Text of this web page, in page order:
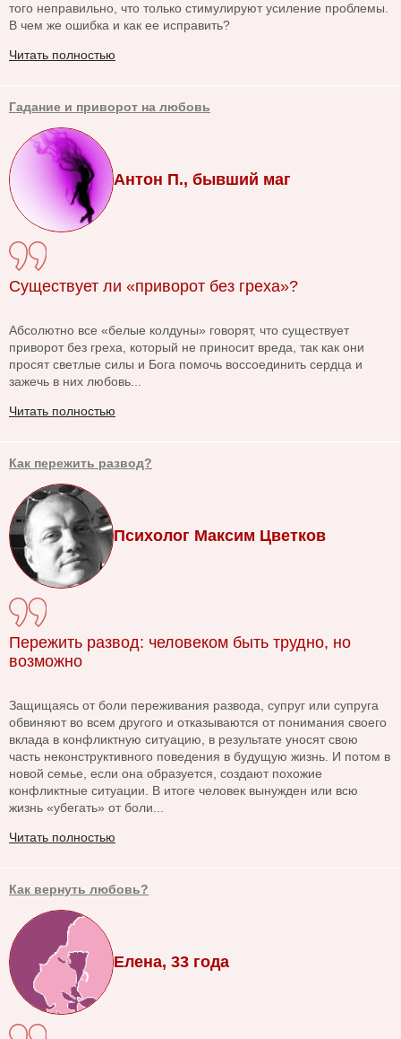
того неправильно, что только стимулируют усиление проблемы.
В чем же ошибка и как ее исправить?
Читать полностью
Гадание и приворот на любовь
Антон П., бывший маг
Существует ли «приворот без греха»?
Абсолютно все «белые колдуны» говорят, что существует
приворот без греха, который не приносит вреда, так как они
просят светлые силы и Бога помочь воссоединить сердца и
зажечь в них любовь...
Читать полностью
Как пережить развод?
Психолог Максим Цветков
Пережить развод: человеком быть трудно, но
возможно
Защищаясь от боли переживания развода, супруг или супруга
обвиняют во всем другого и отказываются от понимания своего
вклада в конфликтную ситуацию, в результате уносят свою
часть неконструктивного поведения в будущую жизнь. И потом в
новой семье, если она образуется, создают похожие
конфликтные ситуации. В итоге человек вынужден или всю
жизнь «убегать» от боли...
Читать полностью
Как вернуть любовь?
Елена, 33 года